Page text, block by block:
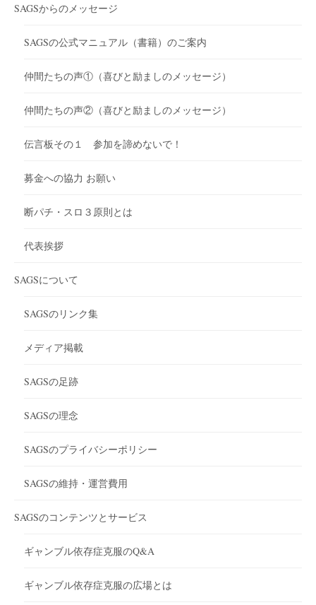
SAGSからのメッセージ
SAGSの公式マニュアル（書籍）のご案内
仲間たちの声①（喜びと励ましのメッセージ）
仲間たちの声②（喜びと励ましのメッセージ）
伝言板その１ 参加を諦めないで！
募金への協力 お願い
断パチ・スロ３原則とは
代表挨拶
SAGSについて
SAGSのリンク集
メディア掲載
SAGSの足跡
SAGSの理念
SAGSのプライバシーポリシー
SAGSの維持・運営費用
SAGSのコンテンツとサービス
ギャンブル依存症克服のQ&A
ギャンブル依存症克服の広場とは